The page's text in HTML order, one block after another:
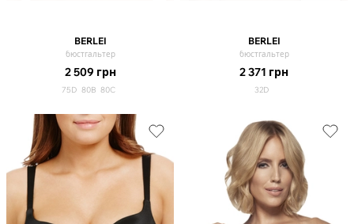
BERLEI
бюстгальтер
2 509 грн
75D 80B 80C
BERLEI
бюстгальтер
2 371 грн
32D